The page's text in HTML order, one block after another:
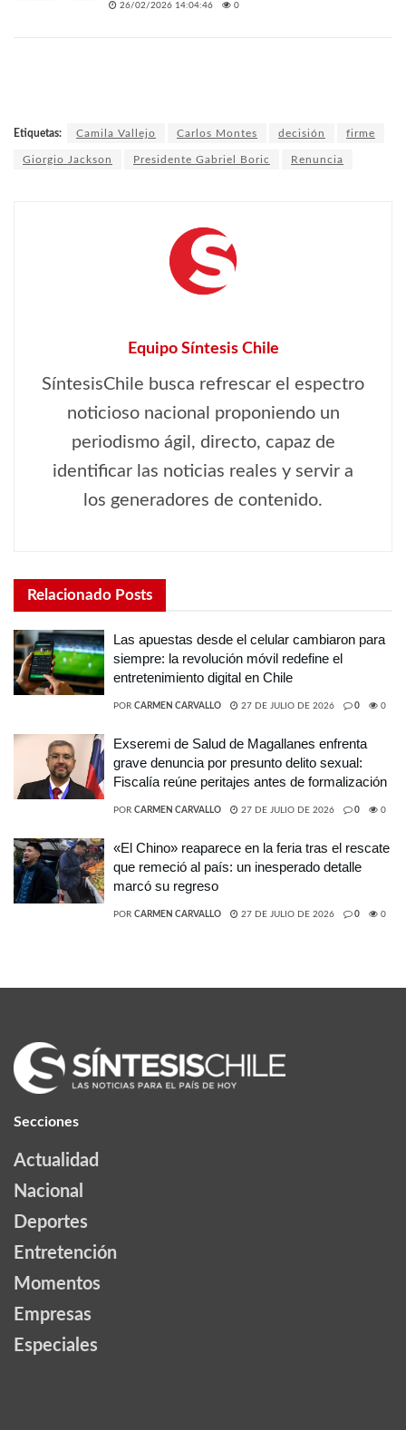
26/02/2026 14:04:46 0
Etiquetas: Camila Vallejo Carlos Montes decisión firme
Giorgio Jackson Presidente Gabriel Boric Renuncia
Equipo Síntesis Chile
SíntesisChile busca refrescar el espectro
noticioso nacional proponiendo un
periodismo ágil, directo, capaz de
identificar las noticias reales y servir a
los generadores de contenido.
Relacionado Posts
Las apuestas desde el celular cambiaron para
siempre: la revolución móvil redefine el
entretenimiento digital en Chile
POR CARMEN CARVALLO 27 DE JULIO DE 2026 0 0
Exseremi de Salud de Magallanes enfrenta
grave denuncia por presunto delito sexual:
Fiscalía reúne peritajes antes de formalización
POR CARMEN CARVALLO 27 DE JULIO DE 2026 0 0
«El Chino» reaparece en la feria tras el rescate
que remeció al país: un inesperado detalle
marcó su regreso
POR CARMEN CARVALLO 27 DE JULIO DE 2026 0 0
Secciones
Actualidad
Nacional
Deportes
Entretención
Momentos
Empresas
Especiales